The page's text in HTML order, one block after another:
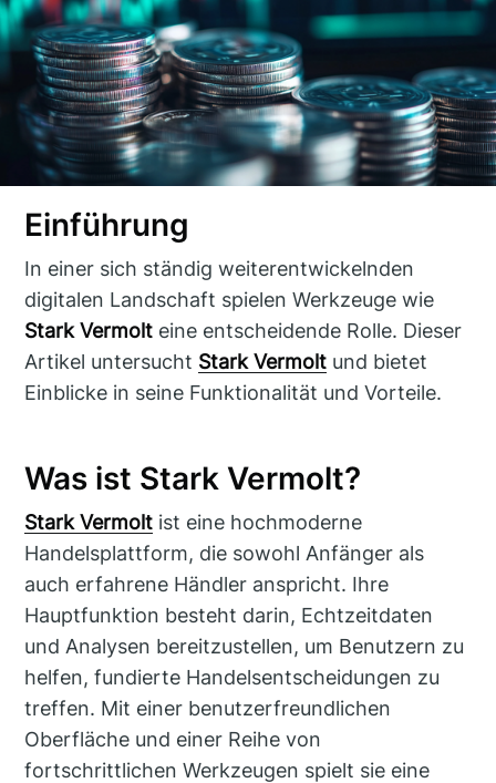
Einführung
In einer sich ständig weiterentwickelnden
digitalen Landschaft spielen Werkzeuge wie
Stark Vermolt eine entscheidende Rolle. Dieser
Artikel untersucht Stark Vermolt und bietet
Einblicke in seine Funktionalität und Vorteile.
Was ist Stark Vermolt?
Stark Vermolt ist eine hochmoderne
Handelsplattform, die sowohl Anfänger als
auch erfahrene Händler anspricht. Ihre
Hauptfunktion besteht darin, Echtzeitdaten
und Analysen bereitzustellen, um Benutzern zu
helfen, fundierte Handelsentscheidungen zu
treffen. Mit einer benutzerfreundlichen
Oberfläche und einer Reihe von
fortschrittlichen Werkzeugen spielt sie eine